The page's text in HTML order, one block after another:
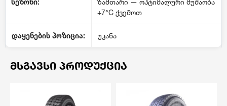
+7°C ქვემოთ
დაყენების პოზიცია: უკანა
ᲛᲡᲒᲐᲕᲡᲘ ᲞᲠᲝᲓᲣᲥᲪᲘᲐ